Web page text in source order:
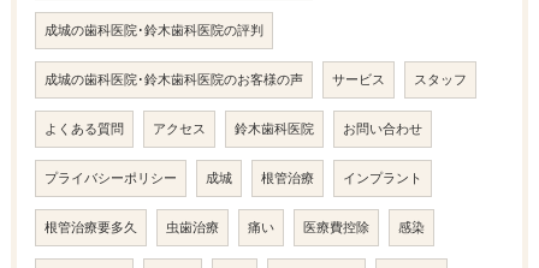
成城の歯科医院･鈴木歯科医院の評判
成城の歯科医院･鈴木歯科医院のお客様の声 サービス スタッフ
よくある質問 アクセス 鈴木歯科医院 お問い合わせ
プライバシーポリシー 成城 根管治療 インプラント
根管治療要多久 虫歯治療 痛い 医療費控除 感染